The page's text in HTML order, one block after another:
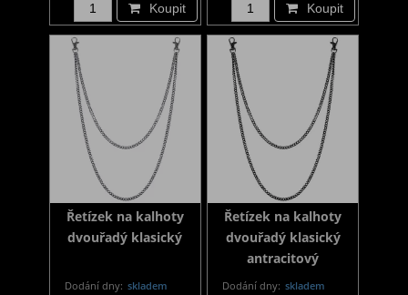
Koupit Koupit
Řetízek na kalhoty
dvouřadý klasický
Dodání dny: skladem
Řetízek na kalhoty
dvouřadý klasický
antracitový
Dodání dny: skladem